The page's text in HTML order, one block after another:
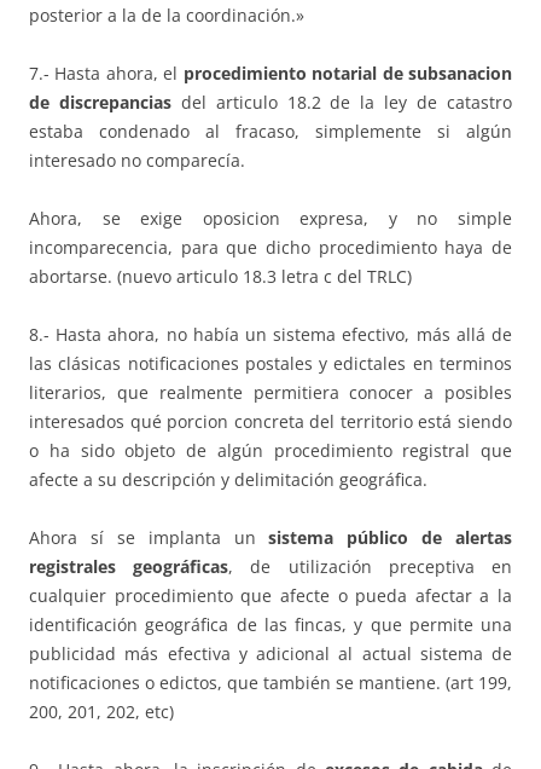
posterior a la de la coordinación.»
7.- Hasta ahora, el procedimiento notarial de subsanacion
de discrepanciasdel articulo 18.2 de la ley de catastro
estaba condenado al fracaso, simplemente si algún
interesado no comparecía.
Ahora, se exige oposicion expresa, y no simple
incomparecencia, para que dicho procedimiento haya de
abortarse. (nuevo articulo 18.3 letra c del TRLC)
8.- Hasta ahora, no había un sistema efectivo, más allá de
las clásicas notificaciones postales y edictales en terminos
literarios, que realmente permitiera conocer a posibles
interesados qué porcion concreta del territorio está siendo
o ha sido objeto de algún procedimiento registral que
afecte a su descripción y delimitación geográfica.
Ahora sí se implanta unsistema público de alertas
registrales geográficas, de utilización preceptiva en
cualquier procedimiento que afecte o pueda afectar a la
identificación geográfica de las fincas, y que permite una
publicidad más efectiva y adicional al actual sistema de
notificaciones o edictos, que también se mantiene. (art 199,
200, 201, 202, etc)